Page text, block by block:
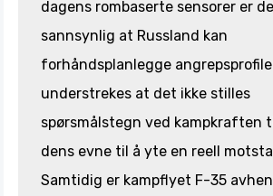
dagens rombaserte sensorer er
sannsynlig at Russland kan
forhåndsplanlegge
understrekes at det ikke stilles
spørsmålstegn ved kampkraften
dens evne til å yte en reell
Samtidig er kampflyet F-35